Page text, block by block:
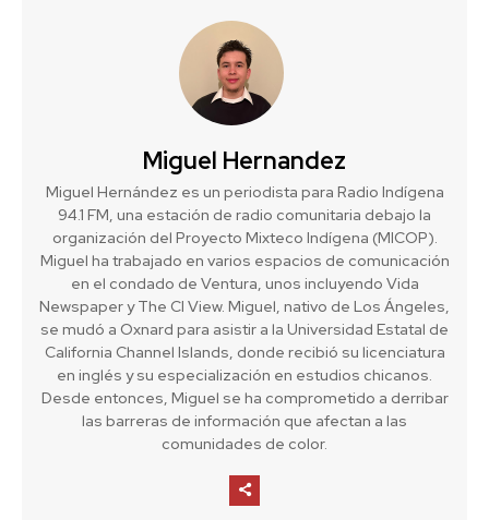
Miguel Hernandez
Miguel Hernández es un periodista para Radio Indígena
94.1 FM, una estación de radio comunitaria debajo la
organización del Proyecto Mixteco Indígena (MICOP).
Miguel ha trabajado en varios espacios de comunicación
en el condado de Ventura, unos incluyendo Vida
Newspaper y The CI View. Miguel, nativo de Los Ángeles,
se mudó a Oxnard para asistir a la Universidad Estatal de
California Channel Islands, donde recibió su licenciatura
en inglés y su especialización en estudios chicanos.
Desde entonces, Miguel se ha comprometido a derribar
las barreras de información que afectan a las
comunidades de color.